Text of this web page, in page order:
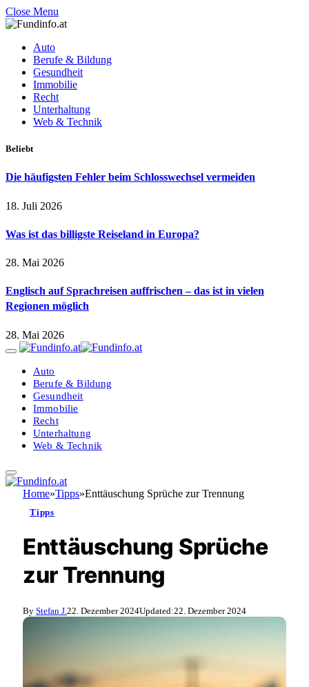
Close Menu
Auto
Berufe & Bildung
Gesundheit
Immobilie
Recht
Unterhaltung
Web & Technik
Beliebt
Die häufigsten Fehler beim Schlosswechsel vermeiden
18. Juli 2026
Was ist das billigste Reiseland in Europa?
28. Mai 2026
Englisch auf Sprachreisen auffrischen – das ist in vielen
Regionen möglich
28. Mai 2026
Auto
Berufe & Bildung
Gesundheit
Immobilie
Recht
Unterhaltung
Web & Technik
Home»Tipps»Enttäuschung Sprüche zur Trennung
Tipps
Enttäuschung Sprüche
zur Trennung
By Stefan J. 22. Dezember 2024Updated:22. Dezember 2024